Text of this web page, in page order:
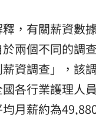
，有關薪資數
兩個不同的調
薪資調查」，該
各行業護理人
月薪約為